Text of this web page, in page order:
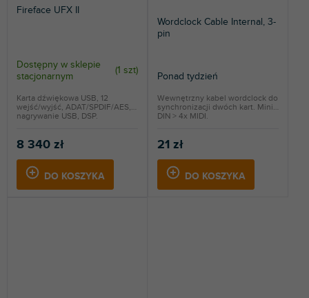
Fireface UFX II
Dostępny w sklepie
stacjonarnym
(1 szt)
8 340 zł
DO KOSZYKA
Karta dźwiękowa USB, 12
wejść/wyjść, ADAT/SPDIF/AES,
nagrywanie USB, DSP.
Wordclock Cable Internal, 3-
pin
Ponad tydzień
21 zł
DO KOSZYKA
Wewnętrzny kabel wordclock do
synchronizacji dwóch kart. Mini-
DIN > 4x MIDI.